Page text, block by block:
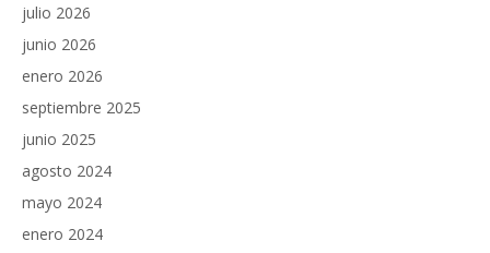
julio 2026
junio 2026
enero 2026
septiembre 2025
junio 2025
agosto 2024
mayo 2024
enero 2024